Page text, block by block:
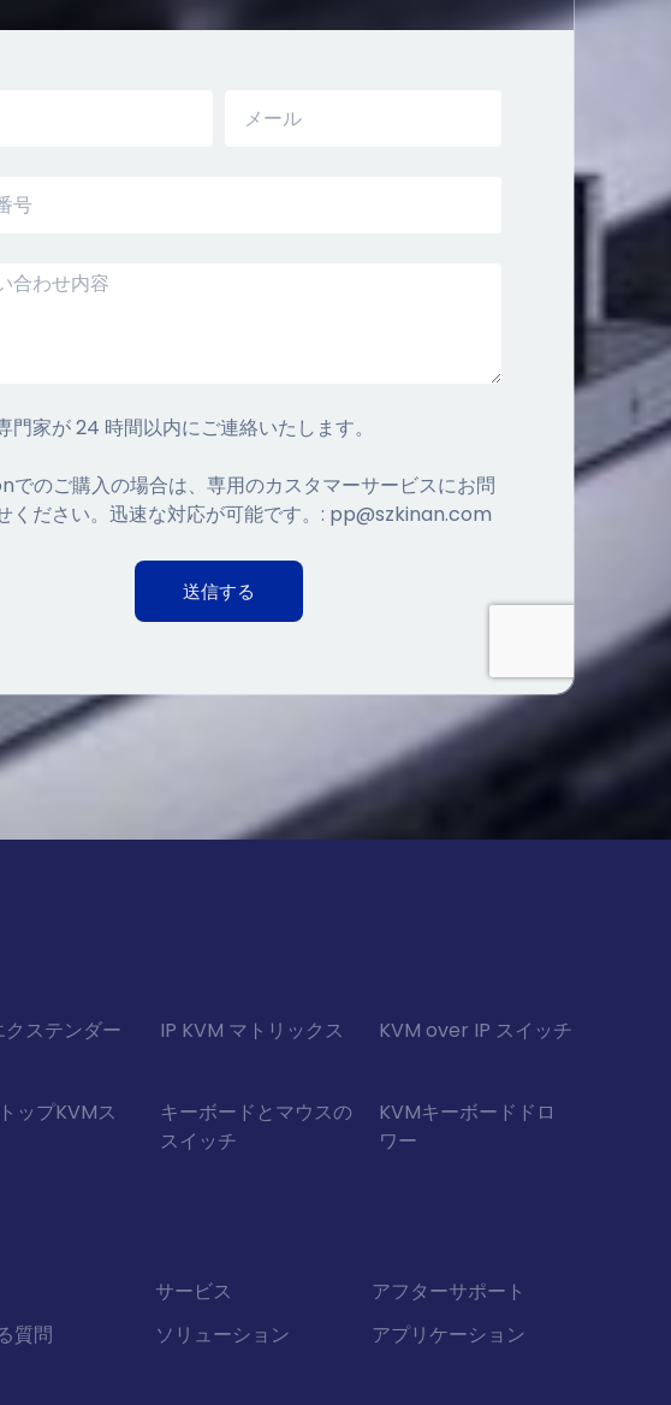
門家が 24 時間以内にご連絡いたします。
でのご購入の場合は、専用のカスタマーサービスにお問
ください。迅速な対応が可能です。: pp@szkinan.com
送信する
クステンダー IP KVM マトリックス KVM over IP スイッチ
ップKVMス
キーボードとマウスの
スイッチ
KVMキーボードドロ
ワー
サービス
アフターサポート
質問 ソリューション アプリケーション